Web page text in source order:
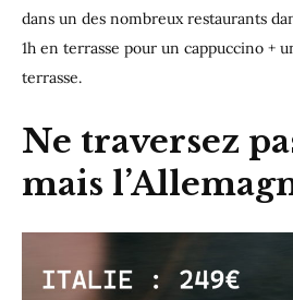
dans un des nombreux restaurants
1h en terrasse pour un cappuccino +
terrasse.
Ne traversez
mais